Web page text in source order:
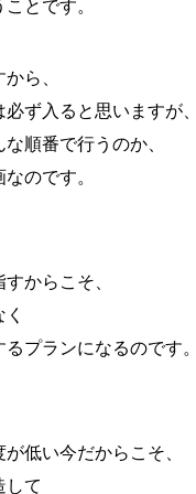
とです。
ら、
必ず入ると思いますが
順番で行うのか、
のです。
からこそ、
るプランになるのです
低い今だからこそ、
して